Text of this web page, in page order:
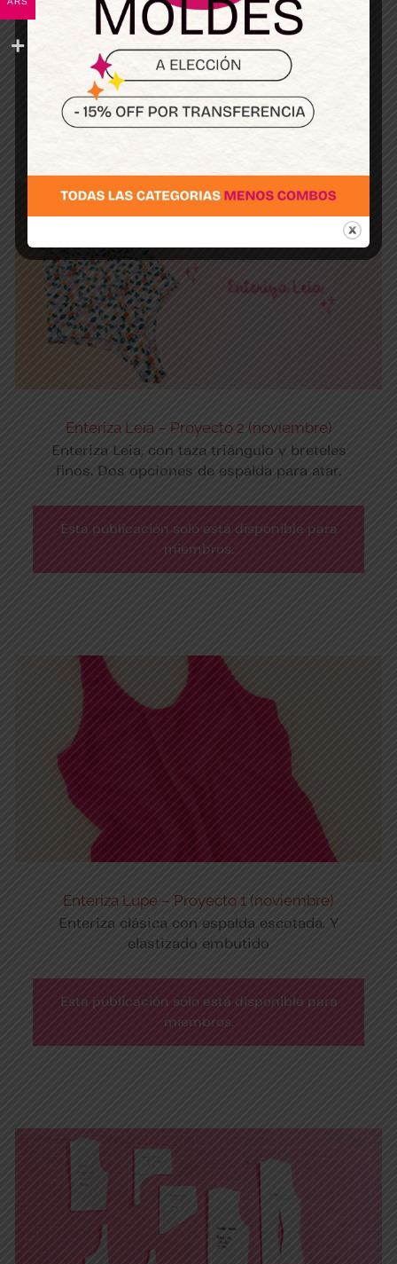
Esta publicación solo está disponible para
miembros.
Enteriza Leia – Proyecto 2 (noviembre)
Enteriza Leia, con taza triángulo y breteles
finos. Dos opciones de espalda para atar.
Esta publicación solo está disponible para
miembros.
Enteriza Lupe – Proyecto 1 (noviembre)
Enteriza clásica con espalda escotada. Y
elastizado embutido
Esta publicación solo está disponible para
miembros.